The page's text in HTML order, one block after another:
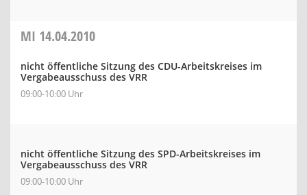
MI 14.04.2010
nicht öffentliche Sitzung des CDU-Arbeitskreises im
Vergabeausschuss des VRR
09:00-10:00 Uhr
nicht öffentliche Sitzung des SPD-Arbeitskreises im
Vergabeausschuss des VRR
09:00-10:00 Uhr